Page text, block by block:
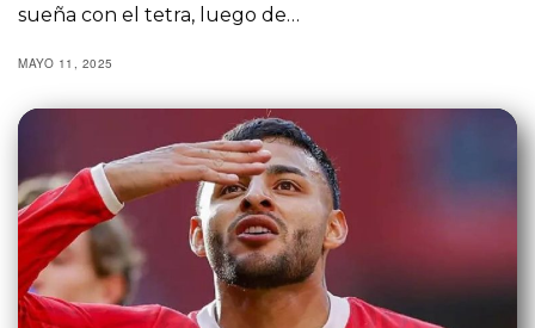
sueña con el tetra, luego de…
MAYO 11, 2025